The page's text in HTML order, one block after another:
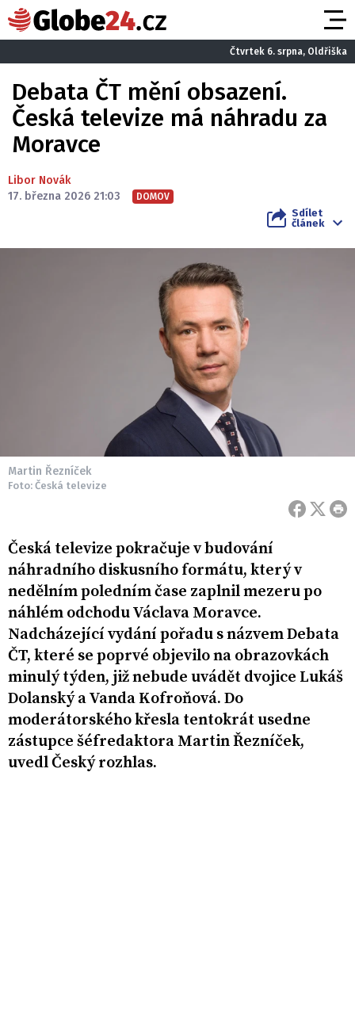
Čtvrtek 6. srpna, Oldřiška
Debata ČT mění obsazení.
Česká televize má náhradu za
Moravce
Libor Novák
17. března 2026 21:03
DOMOV
Sdílet
článek
Martin Řezníček
Foto: Česká televize
Česká televize pokračuje v budování
náhradního diskusního formátu, který v
nedělním poledním čase zaplnil mezeru po
náhlém odchodu Václava Moravce.
Nadcházející vydání pořadu s názvem Debata
ČT, které se poprvé objevilo na obrazovkách
minulý týden, již nebude uvádět dvojice Lukáš
Dolanský a Vanda Kofroňová. Do
moderátorského křesla tentokrát usedne
zástupce šéfredaktora Martin Řezníček,
uvedl Český rozhlas.